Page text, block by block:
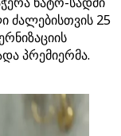
ძალებისთვის 25
პრემიერმა.